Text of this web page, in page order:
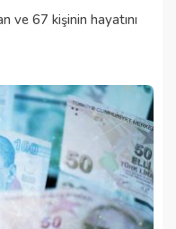
ve 67 kişinin hayatını